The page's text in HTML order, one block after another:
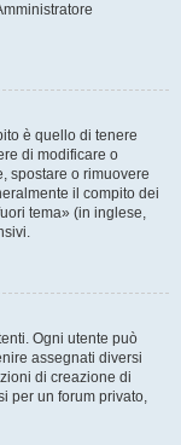
è quello di tenere
di modificare o
spostare o rimuovere
il compito dei
tema» (in inglese,
Ogni utente può
assegnati diversi
di creazione di
per un forum privato,